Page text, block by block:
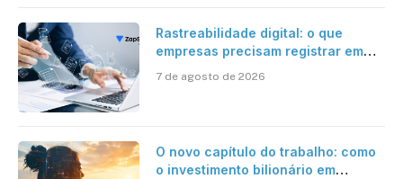
Rastreabilidade digital: o que
empresas precisam registrar em
7 de agosto de 2026
O novo capítulo do trabalho: como
o investimento bilionário em